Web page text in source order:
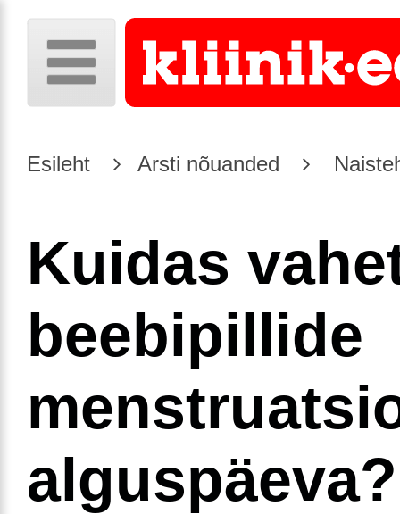
Esileht Arsti nõuanded
Kuidas
beebipillide
alguspäeva?